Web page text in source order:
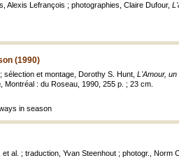
Alexis Lefrançois ; photographies, Claire Dufour,
(1990)
et montage, Dorothy S. Hunt, L'Amour,
, Montréal : du Roseau, 1990, 255 p. ; 23 cm.
in season
al. ; traduction, Yvan Steenhout ; photogr., Norm